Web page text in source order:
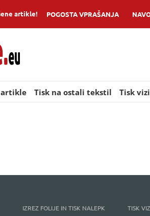
artikle! POGOSTA VPRAŠANJA
artikle Tisk na ostali tekstil Tisk
IZREZ FOLIJE IN TISK NALEPK TISK